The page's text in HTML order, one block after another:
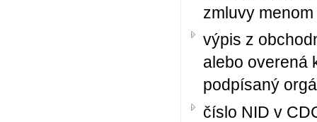
zmluvy
výpis z
alebo overená
podpísaný
číslo NID v